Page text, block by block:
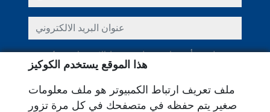
عنوان البريد الالكتروني
لقد قرأت ووافقت على شروط الاستخدام وسياسة
الخصوصية
رسالة
هذا الموقع يستخدم الكوكيز
ملف تعريف ارتباط الكمبيوتر هو ملف معلومات
صغير يتم حفظه في متصفحك في كل مرة تزور